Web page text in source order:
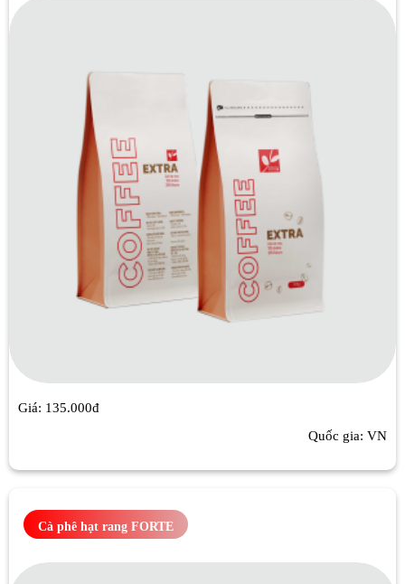
Giá: 135.000đ
Quốc gia: VN
Cà phê hạt rang FORTE